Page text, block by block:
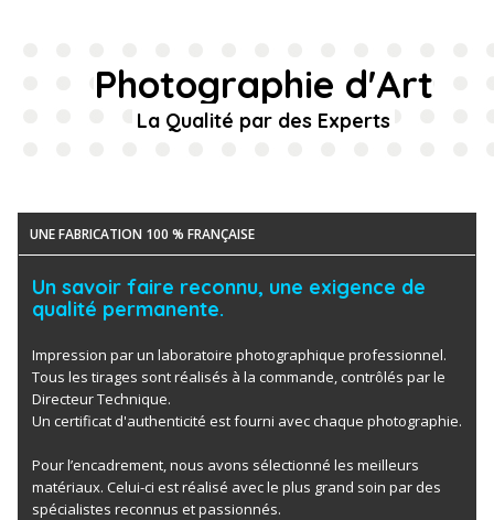
Photographie d'Art
La Qualité par des Experts
UNE FABRICATION 100 % FRANÇAISE
Un savoir faire reconnu, une exigence de
qualité permanente.
Impression par un laboratoire photographique professionnel.
Tous les tirages sont réalisés à la commande, contrôlés par le
Directeur Technique.
Un certificat d'authenticité est fourni avec chaque photographie.
Pour l’encadrement, nous avons sélectionné les meilleurs
matériaux. Celui-ci est réalisé avec le plus grand soin par des
spécialistes reconnus et passionnés.